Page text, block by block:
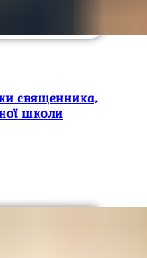
священника,
школи